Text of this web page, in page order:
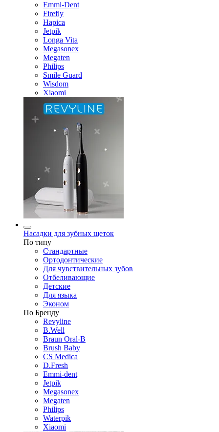
Emmi-Dent
Firefly
Hapica
Jetpik
Longa Vita
Megasonex
Megaten
Philips
Smile Guard
Wisdom
Xiaomi
Насадки для зубных щеток
По типу
Стандартные
Ортодонтические
Для чувствительных зубов
Отбеливающие
Детские
Для языка
Эконом
По Бренду
Revyline
B.Well
Braun Oral-B
Brush Baby
CS Medica
D.Fresh
Emmi-dent
Jetpik
Megasonex
Megaten
Philips
Waterpik
Xiaomi